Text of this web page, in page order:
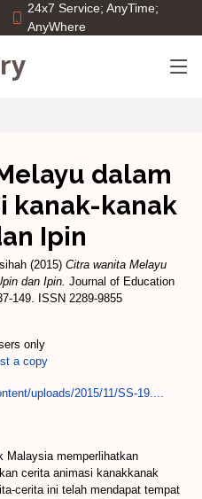
24x7 Service; AnyTime;
AnyWhere
dalam
kanak-kanak
Ipin
(2015) Citra wanita Melayu
dan Ipin. Journal of Education
149. ISSN 2289-9855
only
a copy
uploads/2015/11/SS-19....
Malaysia memperlihatkan
cerita animasi kanakkanak
cerita ini telah mendapat tempat